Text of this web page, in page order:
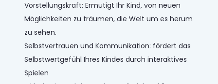
Vorstellungskraft: Ermutigt Ihr Kind, von neuen
Möglichkeiten zu träumen, die Welt um es herum
zu sehen.
Selbstvertrauen und Kommunikation: fördert das
Selbstwertgefühl Ihres Kindes durch interaktives
Spielen